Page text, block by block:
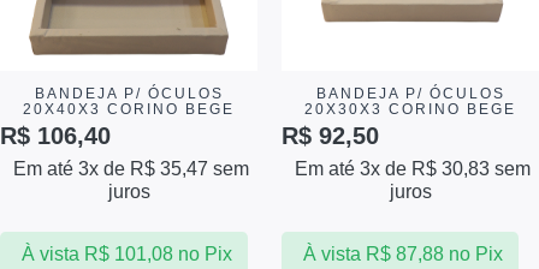
BANDEJA P/ ÓCULOS
20X40X3 CORINO BEGE
R$ 106,40
Em até 3x de R$ 35,47 sem
juros
À vista R$101,08 no Pix
BANDEJA P/ ÓCULOS
20X30X3 CORINO BEGE
R$ 92,50
Em até 3x de R$ 30,83 sem
juros
À vista R$87,88 no Pix